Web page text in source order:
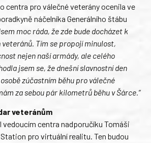
centra pro válečné veterány ocenila ve
náčelníka Generálního štábu
moc ráda, že zde bude docházet k
Tím se propojí minulost,
nejen naší armády, ale celého
jsem se, že dnešní slavnostní den
zúčastním běhu pro válečné
za sebou pár kilometrů běhu v Šárce.“
veteránům
vedoucím centra nadporučíku Tomáši
pro virtuální realitu. Ten budou